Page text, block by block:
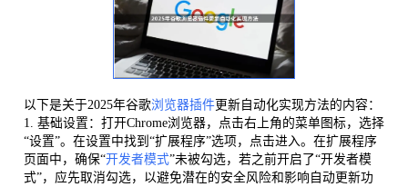
以下是关于2025年谷歌浏览器插件更新自动化实现方法的内容：
1. 基础设置：打开Chrome浏览器，点击右上角的菜单图标，选择
“设置”。在设置中找到“扩展程序”选项，点击进入。在扩展程序
页面中，确保“开发者模式”未被勾选，若之前开启了“开发者模
式”，应先取消勾选，以避免潜在的安全风险和影响自动更新功